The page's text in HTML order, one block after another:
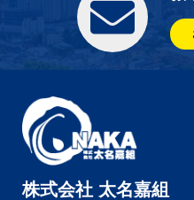
株式会社 太名嘉組